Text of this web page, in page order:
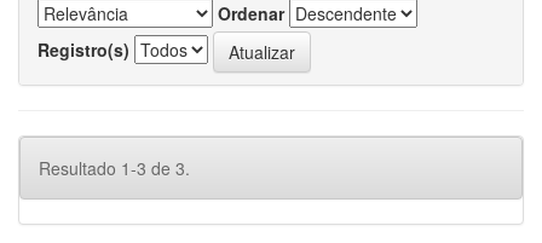
Ordenar
Registro(s)
Resultado 1-3 de 3.